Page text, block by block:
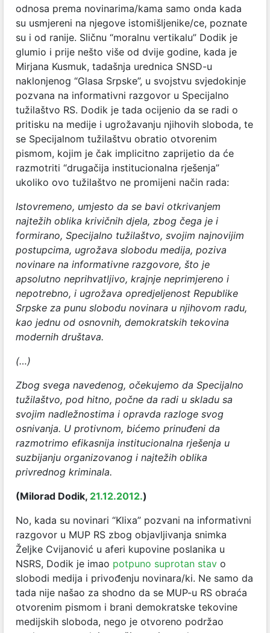
odnosa prema novinarima/kama samo onda kada
su usmjereni na njegove istomišljenike/ce, poznate
su i od ranije. Sličnu “moralnu vertikalu” Dodik je
glumio i prije nešto više od dvije godine, kada je
Mirjana Kusmuk, tadašnja urednica SNSD-u
naklonjenog “Glasa Srpske”, u svojstvu svjedokinje
pozvana na informativni razgovor u Specijalno
tužilaštvo RS. Dodik je tada ocijenio da se radi o
pritisku na medije i ugrožavanju njihovih sloboda, te
se Specijalnom tužilaštvu obratio otvorenim
pismom, kojim je čak implicitno zaprijetio da će
razmotriti “drugačija institucionalna rješenja”
ukoliko ovo tužilaštvo ne promijeni način rada:
Istovremeno, umjesto da se bavi otkrivanjem
najtežih oblika krivičnih djela, zbog čega je i
formirano, Specijalno tužilaštvo, svojim najnovijim
postupcima, ugrožava slobodu medija, poziva
novinare na informativne razgovore, što je
apsolutno neprihvatljivo, krajnje neprimjereno i
nepotrebno, i ugrožava opredjeljenost Republike
Srpske za punu slobodu novinara u njihovom radu,
kao jednu od osnovnih, demokratskih tekovina
modernih društava.
(…)
Zbog svega navedenog, očekujemo da Specijalno
tužilaštvo, pod hitno, počne da radi u skladu sa
svojim nadležnostima i opravda razloge svog
osnivanja. U protivnom, bićemo prinuđeni da
razmotrimo efikasnija institucionalna rješenja u
suzbijanju organizovanog i najtežih oblika
privrednog kriminala.
(Milorad Dodik, 21.12.2012.)
No, kada su novinari “Klixa” pozvani na informativni
razgovor u MUP RS zbog objavljivanja snimka
Željke Cvijanović u aferi kupovine poslanika u
NSRS, Dodik je imao potpuno suprotan stav o
slobodi medija i privođenju novinara/ki. Ne samo da
tada nije našao za shodno da se MUP-u RS obraća
otvorenim pismom i brani demokratske tekovine
medijskih sloboda, nego je otvoreno podržao